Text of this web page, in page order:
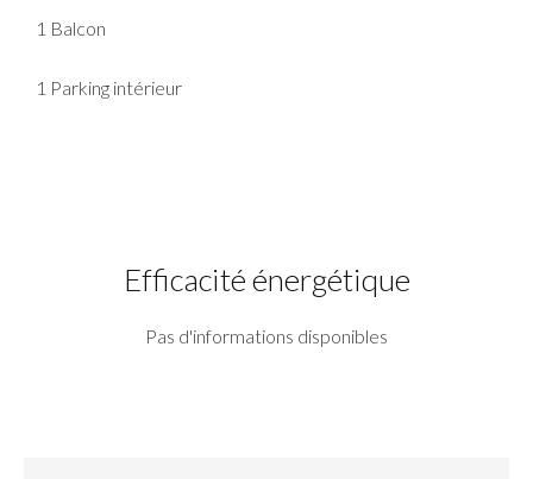
1 Balcon
1 Parking intérieur
Efficacité énergétique
Pas d'informations disponibles